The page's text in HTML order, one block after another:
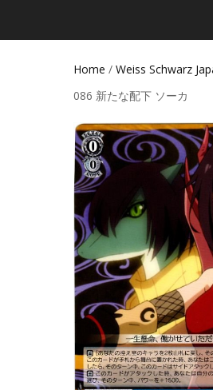
Home / Weiss Schwarz
086 新たな配下 ソーカ